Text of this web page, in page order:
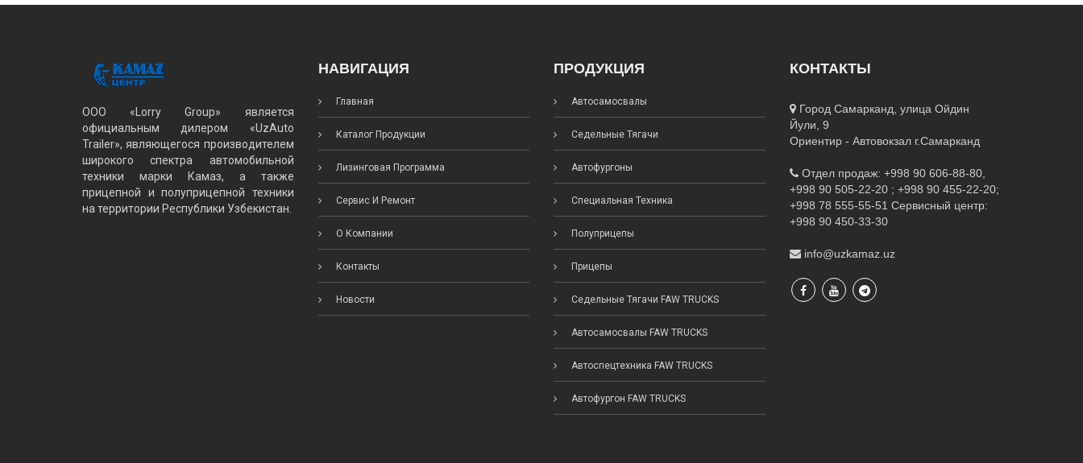
ООО «Lorry Group» является
официальным дилером «UzAuto
Trailer», являющегося производителем
широкого спектра автомобильной
техники марки Камаз, а также
прицепной и полуприцепной техники
на территории Республики Узбекистан.
НАВИГАЦИЯ
Главная
Каталог Продукции
Лизинговая Программа
Сервис И Ремонт
О Компании
Контакты
Новости
ПРОДУКЦИЯ
Автосамосвалы
Седельные Тягачи
Автофургоны
Специальная Техника
Полуприцепы
Прицепы
Седельные Тягачи FAW TRUCKS
Автосамосвалы FAW TRUCKS
Автоспецтехника FAW TRUCKS
Автофургон FAW TRUCKS
КОНТАКТЫ
Город Самарканд, улица Ойдин
Йули, 9
Ориентир - Автовокзал г.Самарканд
Отдел продаж: +998 90 606-88-80,
+998 90 505-22-20 ; +998 90 455-22-20;
+998 78 555-55-51 Сервисный центр:
+998 90 450-33-30
info@uzkamaz.uz